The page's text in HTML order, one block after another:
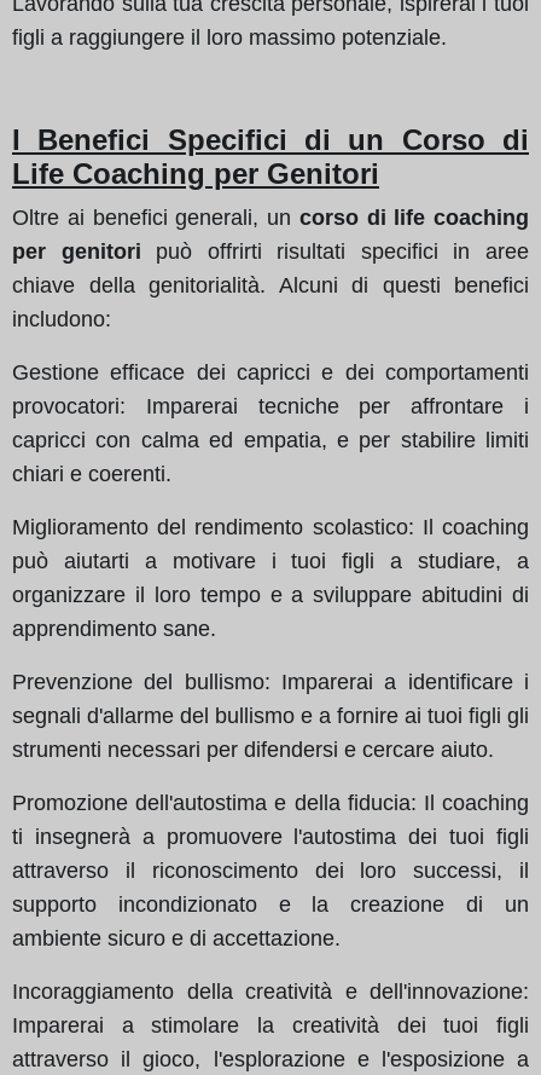
figli a raggiungere il loro massimo potenziale.
I Benefici Specifici di un Corso di
Life Coaching per Genitori
Oltre ai benefici generali, un corso di life coaching
per genitori può offrirti risultati specifici in aree
chiave della genitorialità. Alcuni di questi benefici
includono:
Gestione efficace dei capricci e dei comportamenti
provocatori: Imparerai tecniche per affrontare i
capricci con calma ed empatia, e per stabilire limiti
chiari e coerenti.
Miglioramento del rendimento scolastico: Il coaching
può aiutarti a motivare i tuoi figli a studiare, a
organizzare il loro tempo e a sviluppare abitudini di
apprendimento sane.
Prevenzione del bullismo: Imparerai a identificare i
segnali d'allarme del bullismo e a fornire ai tuoi figli gli
strumenti necessari per difendersi e cercare aiuto.
Promozione dell'autostima e della fiducia: Il coaching
ti insegnerà a promuovere l'autostima dei tuoi figli
attraverso il riconoscimento dei loro successi, il
supporto incondizionato e la creazione di un
ambiente sicuro e di accettazione.
Incoraggiamento della creatività e dell'innovazione:
Imparerai a stimolare la creatività dei tuoi figli
attraverso il gioco, l'esplorazione e l'esposizione a